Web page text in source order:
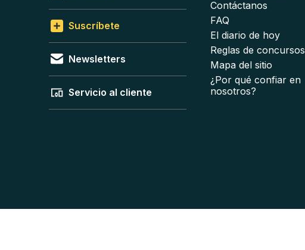
Suscríbete
Newsletters
Servicio al cliente
Contáctanos
FAQ
El diario de hoy
Reglas de concursos
Mapa del sitio
¿Por qué confiar en
nosotros?